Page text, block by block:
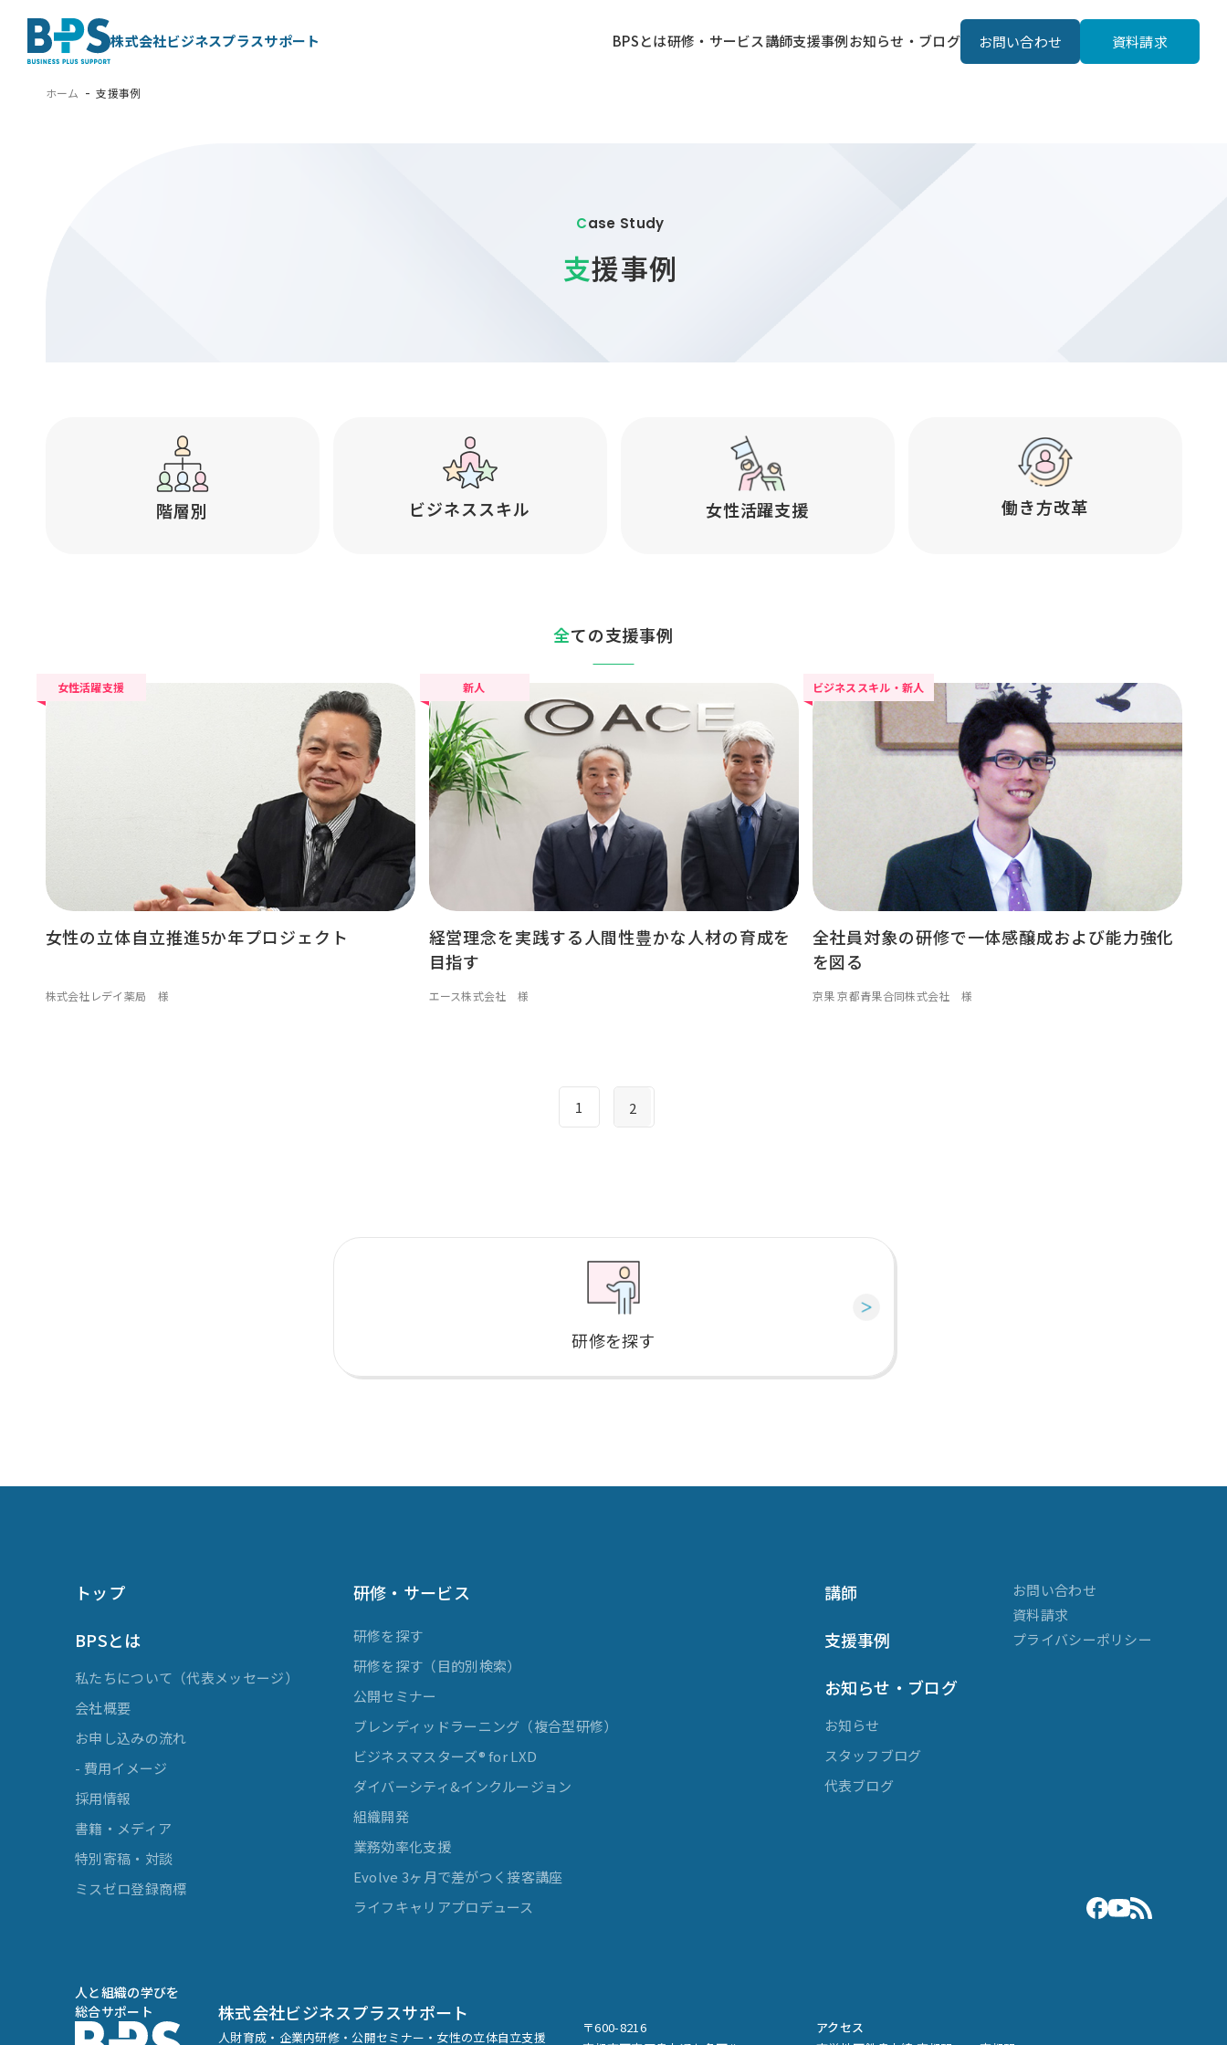
株式会社ビジネスプラスサポート BPSとは研修・サービス講師支援事例お知らせ・ブログ お問い合わせ 資料請求
ホーム 支援事例
Case Study
支援事例
階層別 ビジネススキル 女性活躍支援 働き方改革
全ての支援事例
女性活躍支援
女性の立体自立推進5か年プロジェクト
株式会社レデイ薬局 様
新人
経営理念を実践する人間性豊かな人材の育成を
目指す
エース株式会社 様
ビジネススキル・新人
全社員対象の研修で一体感醸成および能力強化
を図る
京果 京都青果合同株式会社 様
1 2
研修を探す
トップ
BPSとは
私たちについて（代表メッセージ）
会社概要
お申し込みの流れ
- 費用イメージ
採用情報
書籍・メディア
特別寄稿・対談
ミスゼロ登録商標
研修・サービス
研修を探す
研修を探す（目的別検索）
公開セミナー
ブレンディッドラーニング（複合型研修）
ビジネスマスターズ® for LXD
ダイバーシティ&インクルージョン
組織開発
業務効率化支援
Evolve 3ヶ月で差がつく接客講座
ライフキャリアプロデュース
講師
支援事例
お知らせ・ブログ
お知らせ
スタッフブログ
代表ブログ
お問い合わせ
資料請求
プライバシーポリシー
人と組織の学びを
総合サポート
株式会社ビジネスプラスサポート
人財育成・企業内研修・公開セミナー・女性の立体自立支援
〒600-8216
アクセス